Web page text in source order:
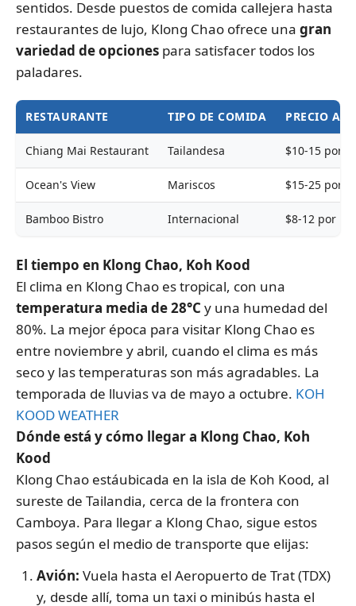
sentidos. Desde puestos de comida callejera hasta
restaurantes de lujo, Klong Chao ofrece una gran
variedad de opciones para satisfacer todos los
paladares.
RESTAURANTE TIPO DE COMIDA PRECIO
Chiang Mai Restaurant Tailandesa $10-15 por
Ocean's View Mariscos $15-25 por
Bamboo Bistro Internacional $8-12 por
El tiempo en Klong Chao, Koh Kood
El clima en Klong Chao es tropical, con una
temperatura media de 28°C y una humedad del
80%. La mejor época para visitar Klong Chao es
entre noviembre y abril, cuando el clima es más
seco y las temperaturas son más agradables. La
temporada de lluvias va de mayo a octubre. KOH
KOOD WEATHER
Dónde está y cómo llegar a Klong Chao, Koh
Kood
Klong Chao estáubicada en la isla de Koh Kood, al
sureste de Tailandia, cerca de la frontera con
Camboya. Para llegar a Klong Chao, sigue estos
pasos según el medio de transporte que elijas:
Avión: Vuela hasta el Aeropuerto de Trat (TDX)
y, desde allí, toma un taxi o minibús hasta el